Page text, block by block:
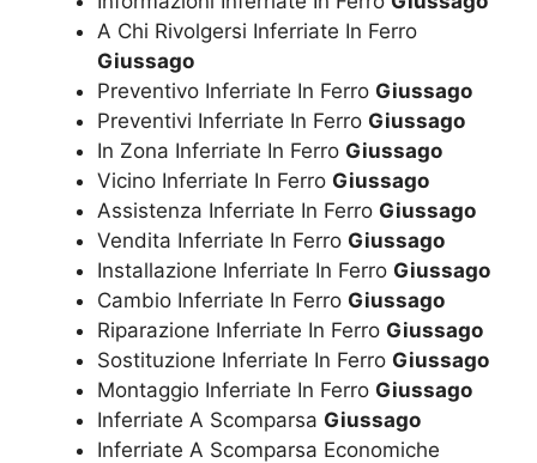
A Chi Rivolgersi Inferriate In Ferro
Giussago
Preventivo Inferriate In Ferro Giussago
Preventivi Inferriate In Ferro Giussago
In Zona Inferriate In Ferro Giussago
Vicino Inferriate In Ferro Giussago
Assistenza Inferriate In Ferro Giussago
Vendita Inferriate In Ferro Giussago
Installazione Inferriate In Ferro Giussago
Cambio Inferriate In Ferro Giussago
Riparazione Inferriate In Ferro Giussago
Sostituzione Inferriate In Ferro Giussago
Montaggio Inferriate In Ferro Giussago
Inferriate A Scomparsa Giussago
Inferriate A Scomparsa Economiche